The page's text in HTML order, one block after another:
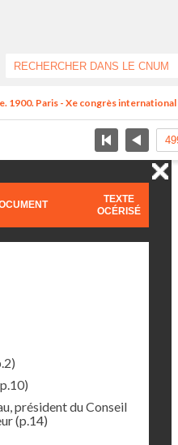
1900. Paris - Xe congrès
TEXTE
OCÉRISÉ
président du Conseil
(p.14)